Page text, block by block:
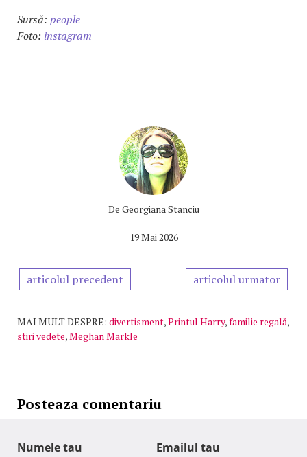
Sursă: people
Foto: instagram
De Georgiana Stanciu
19 Mai 2026
articolul precedent articolul urmator
MAI MULT DESPRE: divertisment,Printul Harry,familie regală,
stiri vedete,Meghan Markle
Posteaza comentariu
Numele tau Emailul tau